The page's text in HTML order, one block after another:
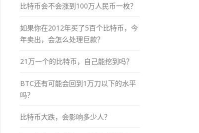
比特币会不会涨到100万人民币一枚？
如果你在2012年买了5百个比特币，今
年卖出，会怎么处理巨款？
21万一个的比特币，自己能挖到吗？
BTC还有可能会回到1万刀以下的水平
吗？
比特币大跌，会影响多少人？